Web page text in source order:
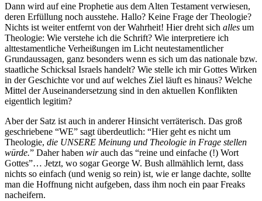
Dann wird auf eine Prophetie aus dem Alten Testament verwiesen,
deren Erfüllung noch ausstehe. Hallo? Keine Frage der Theologie?
Nichts ist weiter entfernt von der Wahrheit! Hier dreht sich alles um
Theologie: Wie verstehe ich die Schrift? Wie interpretiere ich
alttestamentliche Verheißungen im Licht neutestamentlicher
Grundaussagen, ganz besonders wenn es sich um das nationale bzw.
staatliche Schicksal Israels handelt? Wie stelle ich mir Gottes Wirken
in der Geschichte vor und auf welches Ziel läuft es hinaus? Welche
Mittel der Auseinandersetzung sind in den aktuellen Konflikten
eigentlich legitim?
Aber der Satz ist auch in anderer Hinsicht verräterisch. Das groß
geschriebene “WE” sagt überdeutlich: “Hier geht es nicht um
Theologie, die UNSERE Meinung und Theologie in Frage stellen
würde.” Daher haben wirauch das “reine und einfache (!) Wort
Gottes”… Jetzt, wo sogar George W. Bush allmählich lernt, dass
nichts so einfach (und wenig so rein) ist, wie er lange dachte, sollte
man die Hoffnung nicht aufgeben, dass ihm noch ein paar Freaks
nacheifern.